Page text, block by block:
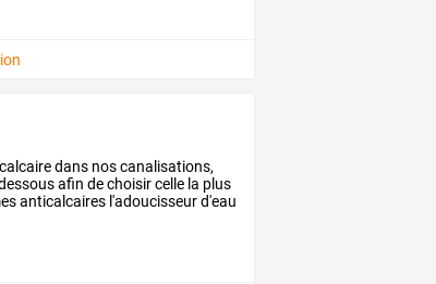
calcairedans noscanalisations,
afin dechoisircelle la plus
anticalcaires l'adoucisseurd'eau